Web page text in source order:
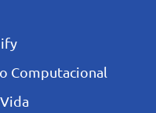
Computacional